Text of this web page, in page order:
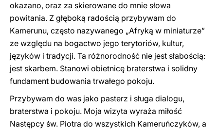
okazano, oraz za skierowane do mnie słowa
powitania. Z głęboką radością przybywam do
Kamerunu, często nazywanego „Afryką w miniaturze”
ze względu na bogactwo jego terytoriów, kultur,
języków i tradycji. Ta różnorodność nie jest słabością:
jest skarbem. Stanowi obietnicę braterstwa i solidny
fundament budowania trwałego pokoju.
Przybywam do was jako pasterz i sługa dialogu,
braterstwa i pokoju. Moja wizyta wyraża miłość
Następcy św. Piotra do wszystkich Kameruńczyków, a